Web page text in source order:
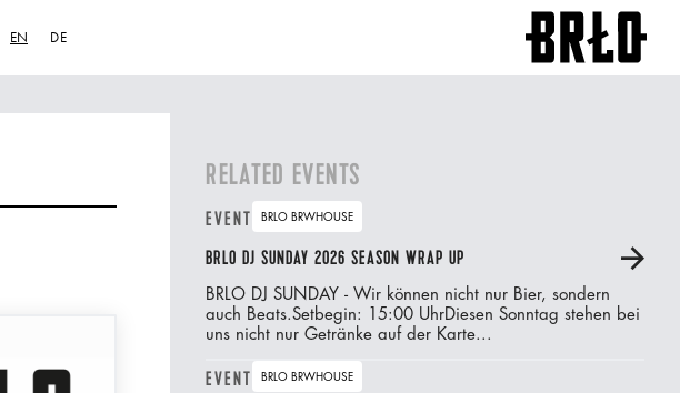
EN DE
RELATED EVENTS
EVENT BRLO BRWHOUSE
BRLO DJ SUNDAY 2026 SEASON WRAP UP A
BRLO DJ SUNDAY - Wir können nicht nur Bier, sondern
auch Beats.‍Setbegin: 15:00 UhrDiesen Sonntag stehen bei
uns nicht nur Getränke auf der Karte...
EVENT BRLO BRWHOUSE